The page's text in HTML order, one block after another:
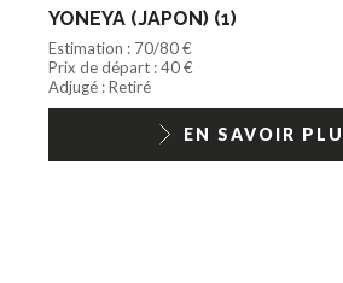
YONEYA (JAPON) (1)
Estimation : 70/80 €
Prix de départ : 40 €
Adjugé : Retiré
EN SAVOIR